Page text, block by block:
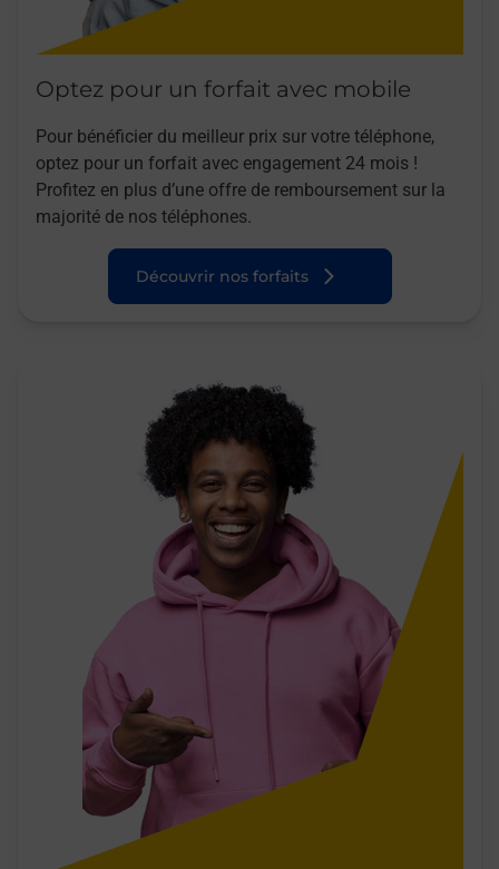
Optez pour un forfait avec mobile
Pour bénéficier du meilleur prix sur votre téléphone,
optez pour un forfait avec engagement 24 mois !
Profitez en plus d’une offre de remboursement sur la
majorité de nos téléphones.
Découvrir nos forfaits